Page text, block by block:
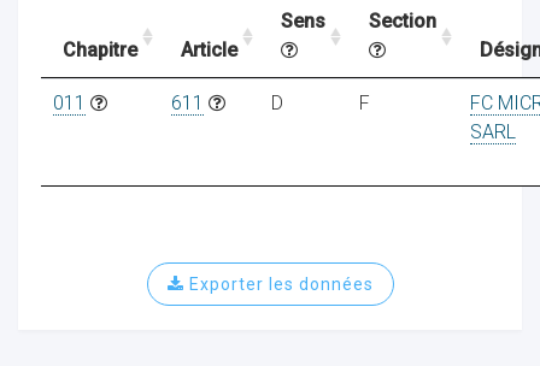
Chapitre Article
Sens
Section
011 611 D F
FC
SARL
Exporter les données